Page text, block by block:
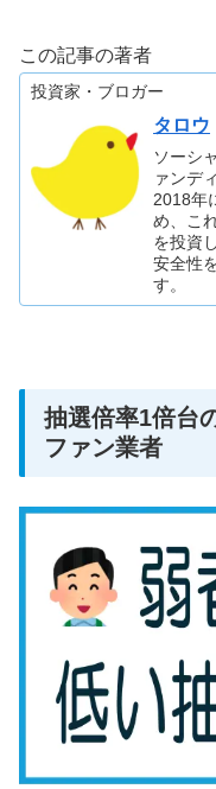
この記事の著者
投資家・ブロガー
タロウ
ソーシ
ァンデ
2018年
め、こ
を投資
安全性
す。
抽選倍率1倍台
ファン業者